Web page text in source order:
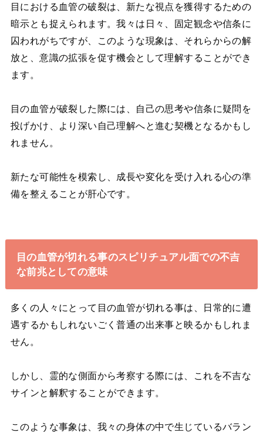
目における血管の破裂は、新たな視点を獲得するための
暗示とも捉えられます。我々は日々、固定観念や信条に
囚われがちですが、このような現象は、それらからの解
放と、意識の拡張を促す機会として理解することができ
ます。
目の血管が破裂した際には、自己の思考や信条に疑問を
投げかけ、より深い自己理解へと進む契機となるかもし
れません。
新たな可能性を模索し、成長や変化を受け入れる心の準
備を整えることが肝心です。
目の血管が切れる事のスピリチュアル面での不吉
な前兆としての意味
多くの人々にとって目の血管が切れる事は、日常的に遭
遇するかもしれないごく普通の出来事と映るかもしれま
せん。
しかし、霊的な側面から考察する際には、これを不吉な
サインと解釈することができます。
このような事象は、我々の身体の中で生じているバラン